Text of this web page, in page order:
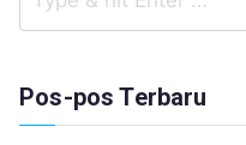
Pos-pos Terbaru